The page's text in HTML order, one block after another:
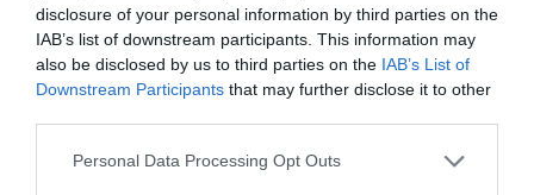
disclosure of your personal information by third parties on the
IAB’s list of downstream participants. This information may
also be disclosed by us to third parties on the IAB’s List of
Downstream Participants that may further disclose it to other
Personal Data Processing Opt Outs